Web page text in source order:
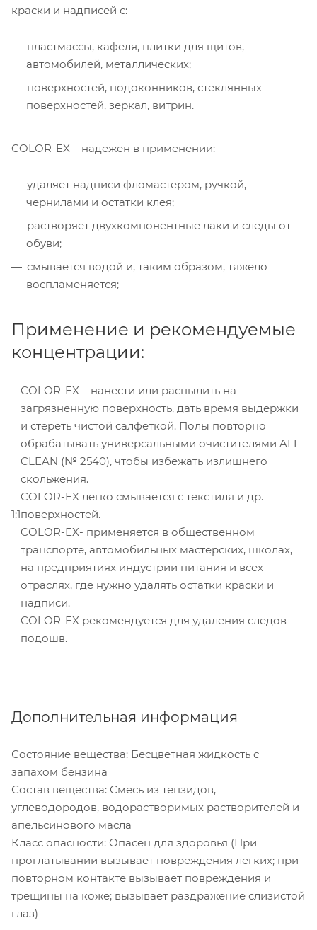
краски и надписей с:
пластмассы, кафеля, плитки для щитов,
автомобилей, металлических;
поверхностей, подоконников, стеклянных
поверхностей, зеркал, витрин.
COLOR-EX – надежен в применении:
удаляет надписи фломастером, ручкой,
чернилами и остатки клея;
растворяет двухкомпонентные лаки и следы от
обуви;
смывается водой и, таким образом, тяжело
воспламеняется;
Применение и рекомендуемые
концентрации:
1:1
COLOR-EX – нанести или распылить на
загрязненную поверхность, дать время выдержки
и стереть чистой салфеткой. Полы повторно
обрабатывать универсальными очистителями ALL-
CLEAN (№ 2540), чтобы избежать излишнего
скольжения.
COLOR-EX легко смывается с текстиля и др.
поверхностей.
COLOR-EX- применяется в общественном
транспорте, автомобильных мастерских, школах,
на предприятиях индустрии питания и всех
отраслях, где нужно удалять остатки краски и
надписи.
COLOR-EX рекомендуется для удаления следов
подошв.
Дополнительная информация
Состояние вещества: Бесцветная жидкость с
запахом бензина
Состав вещества: Смесь из тензидов,
углеводородов, водорастворимых растворителей и
апельсинового масла
Класс опасности: Опасен для здоровья (При
проглатывании вызывает повреждения легких; при
повторном контакте вызывает повреждения и
трещины на коже; вызывает раздражение слизистой
глаз)